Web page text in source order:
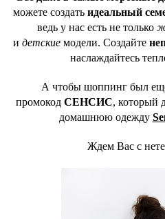
можете создать идеальный
ведь у нас есть не только
и детскиемодели. Создайте
наслаждайтесь
А чтобы шоппинг был
промокод СЕНСИС, который
домашнюю одежду
Ждем Вас с